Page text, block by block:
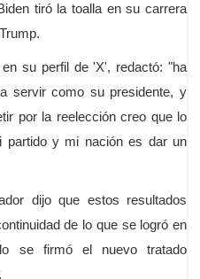
tiró la toalla en su carrera
su perfil de 'X', redactó: "ha
servir como su presidente, y
por la reelección creo que lo
partido y mi nación es dar un
dijo que estos resultados
de lo que se logró en
se firmó el nuevo tratado